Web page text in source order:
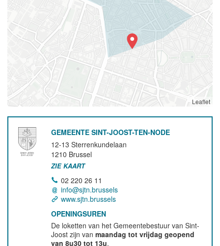
Leaflet
GEMEENTE SINT-JOOST-TEN-NODE
12-13 Sterrenkundelaan
1210 Brussel
ZIE KAART
02 220 26 11
info@sjtn.brussels
www.sjtn.brussels
OPENINGSUREN
De loketten van het Gemeentebestuur van Sint-
Joost zijn vanmaandag tot vrijdag geopend
van 8u30 tot 13u.